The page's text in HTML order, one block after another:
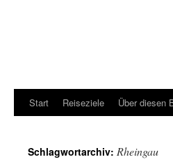
Start Reiseziele Über diesen
Schlagwortarchiv: Rheingau